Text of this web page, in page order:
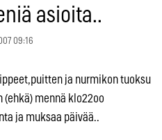
asioita..
09:16
ja nurmikon tuoksu
mennä klo22oo
ja muksaa päivää..